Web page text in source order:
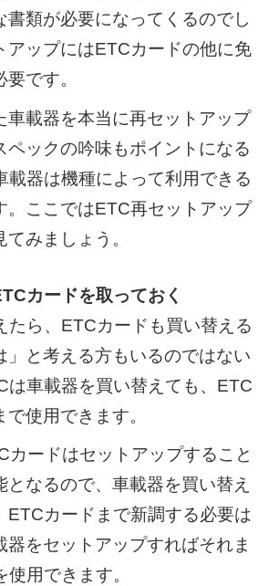
書類が必要になってくるのでし
アップにはETCカードの他に免
です。
車載器を本当に再セットアップ
ペックの吟味もポイントになる
載器は機種によって利用できる
。ここではETC再セットアップ
みましょう。
カードを取っておく
たら、ETCカードも買い替える
」と考える方もいるのではない
は車載器を買い替えても、ETC
使用できます。
カードはセットアップすること
となるので、車載器を買い替え
ETCカードまで新調する必要は
器をセットアップすればそれま
用できます。